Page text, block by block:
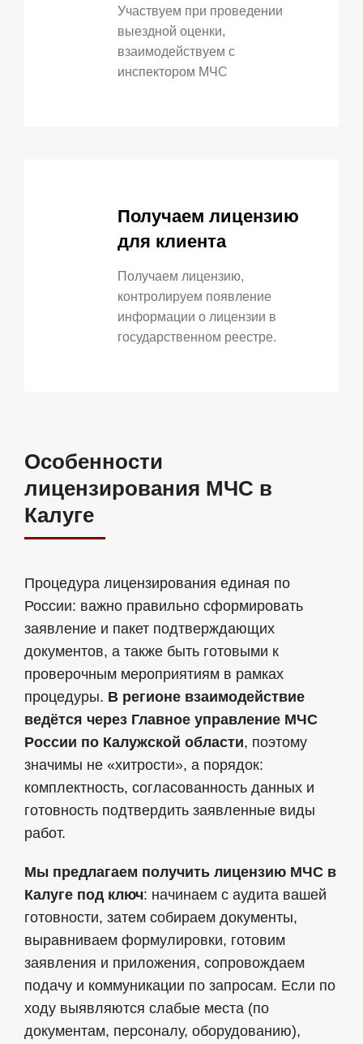
Участвуем при проведении
выездной оценки,
взаимодействуем с
инспектором МЧС
Получаем лицензию
для клиента
Получаем лицензию,
контролируем появление
информации о лицензии в
государственном реестре.
Особенности
лицензирования МЧС в
Калуге
Процедура лицензирования единая по
России: важно правильно сформировать
заявление и пакет подтверждающих
документов, а также быть готовыми к
проверочным мероприятиям в рамках
процедуры. В регионе взаимодействие
ведётся через Главное управление МЧС
России по Калужской области, поэтому
значимы не «хитрости», а порядок:
комплектность, согласованность данных и
готовность подтвердить заявленные виды
работ.
Мы предлагаем получить лицензию МЧС в
Калуге под ключ: начинаем с аудита вашей
готовности, затем собираем документы,
выравниваем формулировки, готовим
заявления и приложения, сопровождаем
подачу и коммуникации по запросам. Если по
ходу выявляются слабые места (по
документам, персоналу, оборудованию),